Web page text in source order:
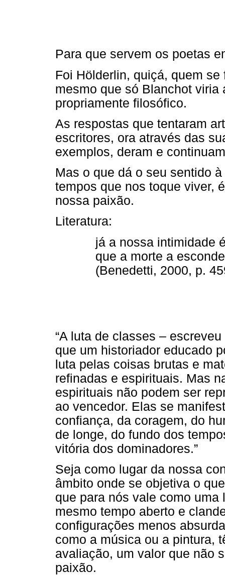
Para que servem os poetas
Foi Hölderlin, quiçá, quem
mesmo que só Blanchot viria
propriamente filosófico.
As respostas que tentaram
escritores, ora através das
exemplos, deram e
Mas o que dá o seu sentido
tempos que nos toque viver,
nossa paixão.
Literatura:
já a nossa intimidade
que a morte a
(Benedetti, 2000, p.
“A luta de classes –
que um historiador educado
luta pelas coisas brutas e
refinadas e espirituais. Mas
espirituais não podem ser
ao vencedor. Elas se
confiança, da coragem, do
de longe, do fundo dos
vitória dos dominadores.”
Seja como lugar da nossa
âmbito onde se objetiva o
que para nós vale como
mesmo tempo aberto e
configurações menos
como a música ou a pintura,
avaliação, um valor que não
paixão.